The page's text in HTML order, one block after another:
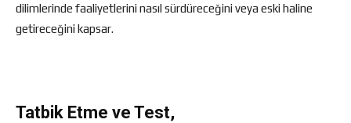
dilimlerinde faaliyetlerini nasıl sürdüreceğini veya eski haline
getireceğini kapsar.
Tatbik Etme ve Test,